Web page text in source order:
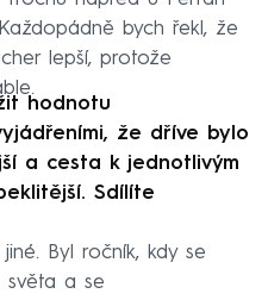
bych řekl, že
lepší, protože
hodnotu
že dříve bylo
a cesta k jednotlivým
Sdílíte
Byl ročník, kdy se
světa a se